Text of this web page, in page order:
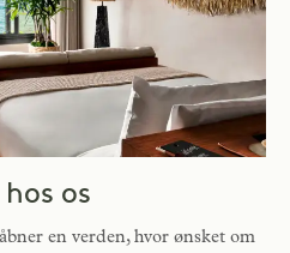
hos os
en verden, hvor ønsket om